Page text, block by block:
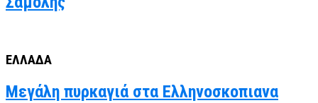
ΕΛΛΑΔΑ
Μεγάλη πυρκαγιά στα Ελληνοσκοπιανα